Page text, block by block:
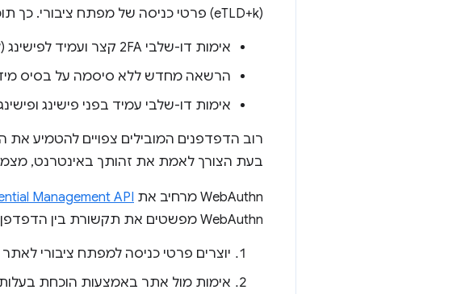
(eTLD+k) פרטי כניסה של מפתח ציבורי. כך תוכלו להפעיל מגוון תרחישים לדוגמה:
אימות דו-שלבי 2FA קצר ועמיד לפישינג (לשימוש בשילוב עם סיסמה).
הרשאה מחדש ללא סיסמה על בסיס
אימות דו-שלבי עמיד בפני פישינג
בעת הצורך לאמת את זהותך באינטרנט,
WebAuthn מרחיב את Management API
WebAuthn מפשטים את תקשורת בין הדפדפן למאמת חשבונות, ומאפשרת למשתמש:
יוצרים פרטי כניסה למפתח ציבורי
אימות מול אתר באמצעות הוכחת